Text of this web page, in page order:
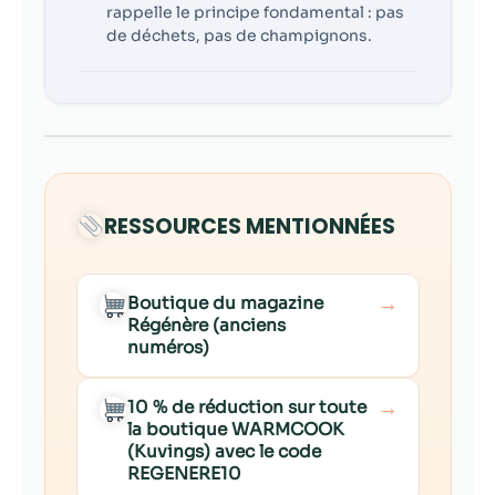
rappelle le principe fondamental : pas
de déchets, pas de champignons.
RESSOURCES MENTIONNÉES
Boutique du magazine
Régénère (anciens
numéros)
→
10 % de réduction sur toute
la boutique WARMCOOK
(Kuvings) avec le code
REGENERE10
→